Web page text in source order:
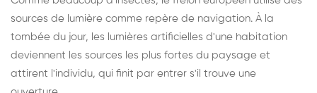
sources de lumière comme repère de navigation. À la
tombée du jour, les lumières artificielles d'une habitation
deviennent les sources les plus fortes du paysage et
attirent l'individu, qui finit par entrer s'il trouve une